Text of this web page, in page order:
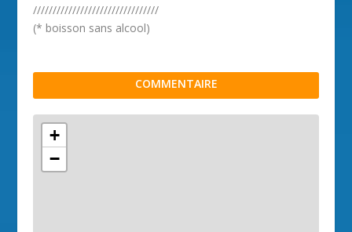
////////////////////////////////
(* boisson sans alcool)
COMMENTAIRE
+
−